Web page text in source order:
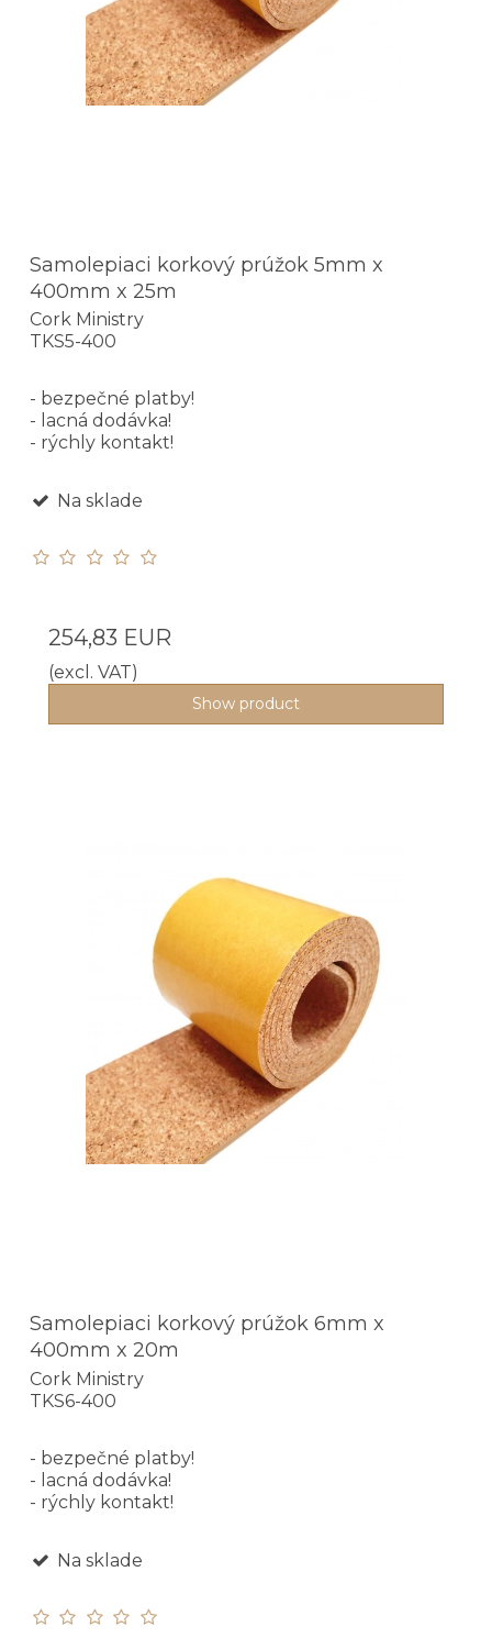
Samolepiaci korkový prúžok 5mm x
400mm x 25m
Cork Ministry
TKS5-400
- bezpečné platby!
- lacná dodávka!
- rýchly kontakt!
Na sklade
254,83 EUR
(excl. VAT)
Show product
Samolepiaci korkový prúžok 6mm x
400mm x 20m
Cork Ministry
TKS6-400
- bezpečné platby!
- lacná dodávka!
- rýchly kontakt!
Na sklade